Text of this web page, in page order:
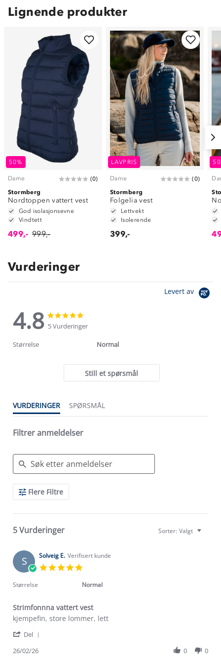
Lignende produkter
50%
Dame (0)
Stormberg
Nordtoppen vattert vest
God isolasjonsevne
Vindtett
499,- 999,-
LAVPRIS
Dame (0)
Stormberg
Folgelia vest
Lettvekt
Isolerende
399,-
Vurderinger
Levert av
4.8
4.8
star
rating
star
5 Vurderinger
Størrelse Normal
Still et spørsmål
VURDERINGER SPØRSMÅL
Filtrer anmeldelser
Search
ReviewsFlere Filtre
5 Vurderinger Sorter: Valgt
S Solveig E. Verifisert kunde
rating
Størrelse Normal
Strimfonnna vattert vest
Review
Solveig
on
review
Strimfonnna
vest
kjempefin, store lommer, lett
Del
26/02/26 0 0